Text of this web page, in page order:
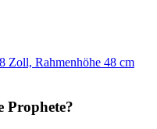
Zoll, Rahmenhöhe 48 cm
Prophete?